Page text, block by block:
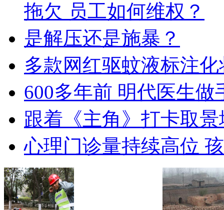
拖欠 员工如何维权？
是解压还是施暴？
多款网红驱蚊液标注
600多年前 明代医生
跟着《主角》打卡取
心理门诊量持续高位